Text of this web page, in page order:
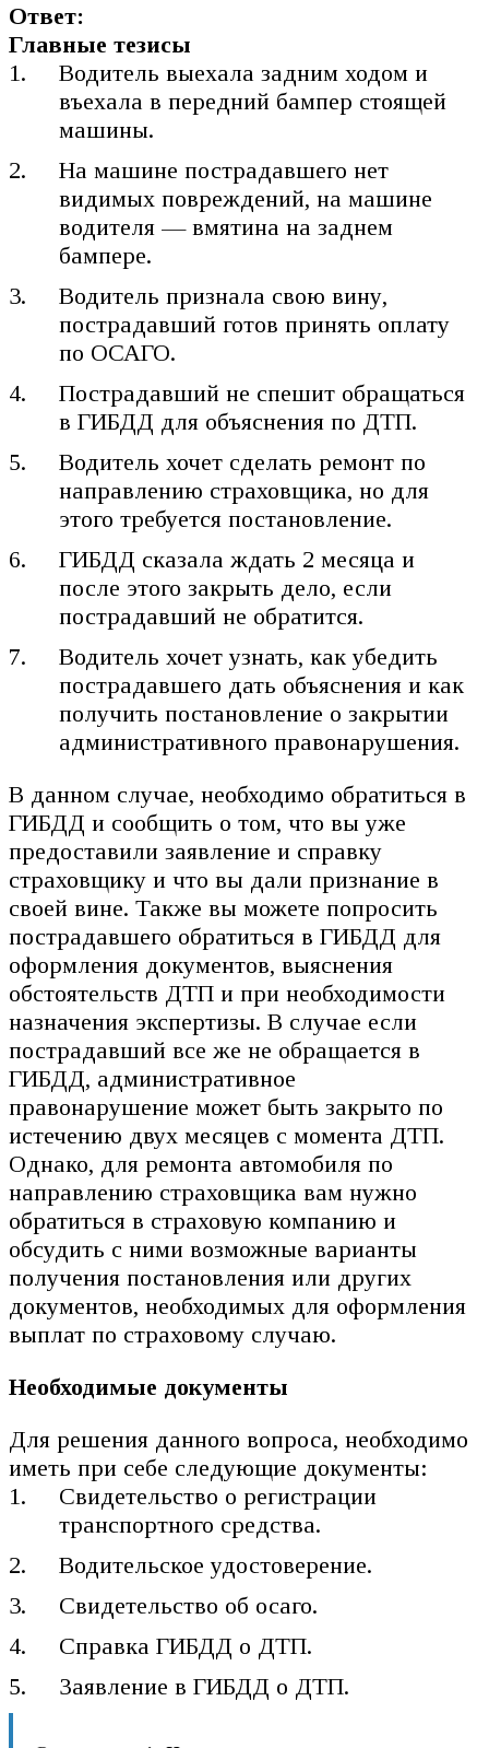
Ответ:
Главные тезисы
Водитель выехала задним ходом и
въехала в передний бампер стоящей
машины.
На машине пострадавшего нет
видимых повреждений, на машине
водителя — вмятина на заднем
бампере.
Водитель признала свою вину,
пострадавший готов принять оплату
по ОСАГО.
Пострадавший не спешит обращаться
в ГИБДД для объяснения по ДТП.
Водитель хочет сделать ремонт по
направлению страховщика, но для
этого требуется постановление.
ГИБДД сказала ждать 2 месяца и
после этого закрыть дело, если
пострадавший не обратится.
Водитель хочет узнать, как убедить
пострадавшего дать объяснения и как
получить постановление о закрытии
административного правонарушения.
В данном случае, необходимо обратиться в
ГИБДД и сообщить о том, что вы уже
предоставили заявление и справку
страховщику и что вы дали признание в
своей вине. Также вы можете попросить
пострадавшего обратиться в ГИБДД для
оформления документов, выяснения
обстоятельств ДТП и при необходимости
назначения экспертизы. В случае если
пострадавший все же не обращается в
ГИБДД, административное
правонарушение может быть закрыто по
истечению двух месяцев с момента ДТП.
Однако, для ремонта автомобиля по
направлению страховщика вам нужно
обратиться в страховую компанию и
обсудить с ними возможные варианты
получения постановления или других
документов, необходимых для оформления
выплат по страховому случаю.
Необходимые документы
Для решения данного вопроса, необходимо
иметь при себе следующие документы:
Свидетельство о регистрации
транспортного средства.
Водительское удостоверение.
Свидетельство об осаго.
Справка ГИБДД о ДТП.
Заявление в ГИБДД о ДТП.